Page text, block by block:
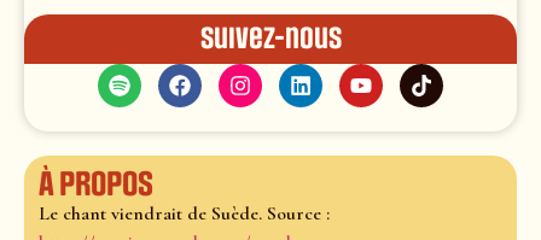
Suivez-nous
À propos
Le chant viendrait de Suède. Source :